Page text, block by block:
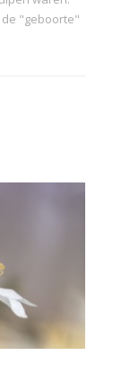
"geboorte"